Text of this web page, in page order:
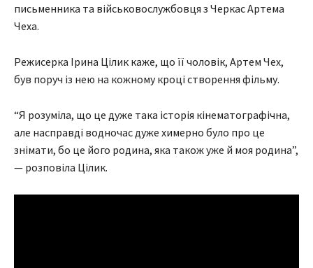
письменника та військовослужбовця з Черкас Артема
Чеха.
Режисерка Ірина Цілик каже, що її чоловік, Артем Чех,
був поруч із нею на кожному кроці створення фільму.
“Я розуміла, що це дуже така історія кінематографічна,
але насправді водночас дуже химерно було про це
знімати, бо це його родина, яка також уже й моя родина”,
— розповіла Цілик.